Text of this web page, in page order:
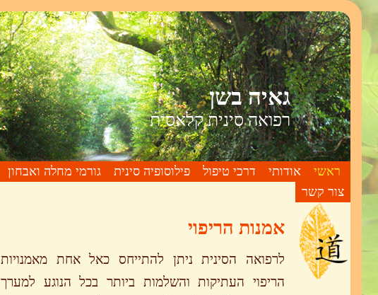
גאיה בשן
רפואה סינית קלאסית
ראשי אודותי דרכי טיפול פילוסופיה סינית גורמי מחלה ואבחון
צור קשר
אמנות הריפוי
לרפואה הסינית ניתן להתייחס כאל אחת מאמנויות
הריפוי העתיקות והשלמות ביותר בכל הנוגע למערך